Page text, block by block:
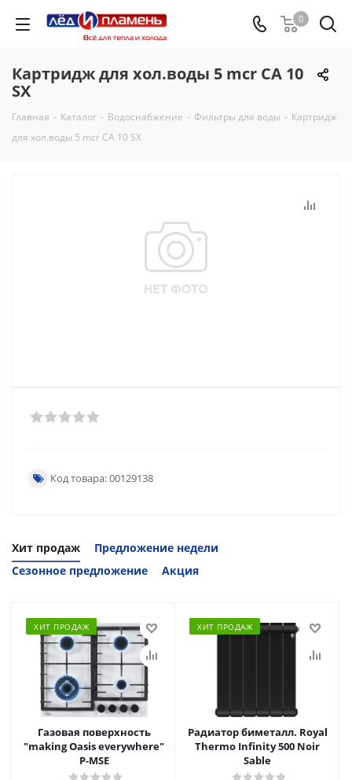
0
Картридж для хол.воды 5 mcr CA 10
SX
Главная - Каталог - Водоснабжение - Фильтры для воды - Картридж
для хол.воды 5 mcr CA 10 SX
Код товара: 00129138
Хит продаж
Предложение недели
Сезонное предложение
Акция
ХИТ ПРОДАЖ
Газовая поверхность
"making Oasis everywhere"
P-MSE
ХИТ ПРОДАЖ
Радиатор биметалл. Royal
Thermo Infinity 500 Noir
Sable